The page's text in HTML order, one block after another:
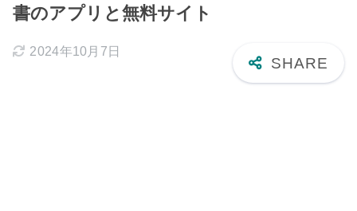
書のアプリと無料サイト
2024年10月7日